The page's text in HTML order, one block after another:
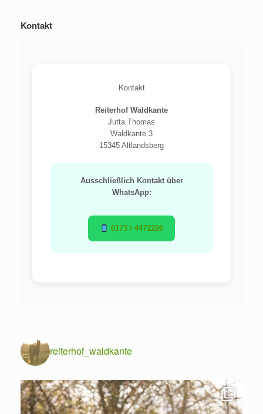
Kontakt
Kontakt
Reiterhof Waldkante
Jutta Thomas
Waldkante 3
15345 Altlandsberg
Ausschließlich Kontakt über
WhatsApp:
0173 / 4471226
reiterhof_waldkante